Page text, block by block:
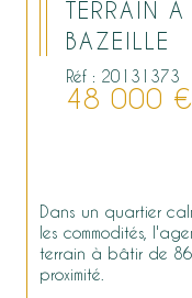
TERRAIN A
BAZEILLE
Réf : 20131373
48 000 €
Dans un quartier
les commodités,
terrain à bâtir de
proximité.